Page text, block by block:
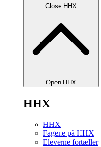
Close HHX
Open HHX
HHX
HHX
Fagene på HHX
Eleverne fortæller